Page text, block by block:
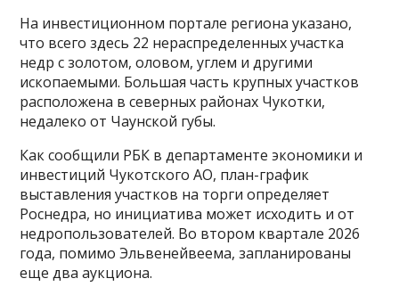
На инвестиционном портале региона указано,
что всего здесь 22 нераспределенных участка
недр с золотом, оловом, углем и другими
ископаемыми. Большая часть крупных участков
расположена в северных районах Чукотки,
недалеко от Чаунской губы.
Как сообщили РБК в департаменте экономики и
инвестиций Чукотского АО, план-график
выставления участков на торги определяет
Роснедра, но инициатива может исходить и от
недропользователей. Во втором квартале 2026
года, помимо Эльвенейвеема, запланированы
еще два аукциона.